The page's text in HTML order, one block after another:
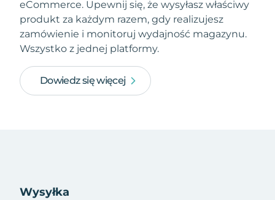
eCommerce. Upewnij się, że wysyłasz właściwy
produkt za każdym razem, gdy realizujesz
zamówienie i monitoruj wydajność magazynu.
Wszystko z jednej platformy.
Dowiedz się więcej
Wysyłka